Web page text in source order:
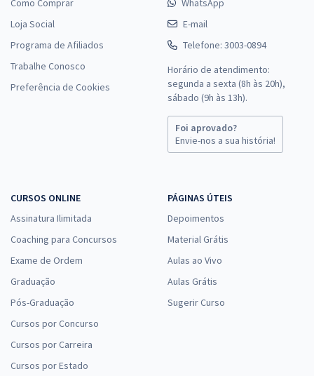
Como Comprar
Loja Social
Programa de Afiliados
Trabalhe Conosco
Preferência de Cookies
WhatsApp
E-mail
Telefone: 3003-0894
Horário de atendimento:
segunda a sexta (8h às 20h),
sábado (9h às 13h).
Foi aprovado?
Envie-nos a sua história!
CURSOS ONLINE
Assinatura Ilimitada
Coaching para Concursos
Exame de Ordem
Graduação
Pós-Graduação
Cursos por Concurso
Cursos por Carreira
Cursos por Estado
PÁGINAS ÚTEIS
Depoimentos
Material Grátis
Aulas ao Vivo
Aulas Grátis
Sugerir Curso